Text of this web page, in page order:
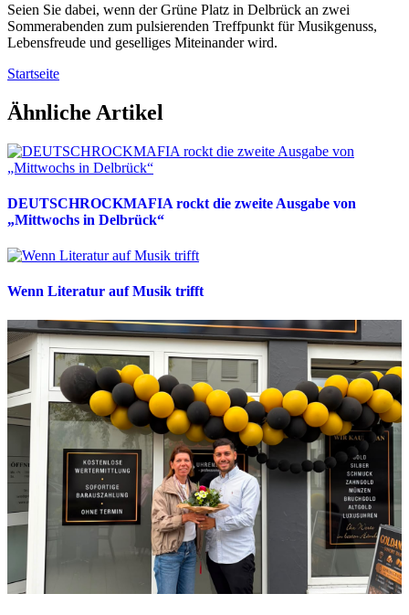
Seien Sie dabei, wenn der Grüne Platz in Delbrück an zwei
Sommerabenden zum pulsierenden Treffpunkt für Musikgenuss,
Lebensfreude und geselliges Miteinander wird.
Startseite
Ähnliche Artikel
DEUTSCHROCKMAFIA rockt die zweite Ausgabe von
„Mittwochs in Delbrück“
Wenn Literatur auf Musik trifft